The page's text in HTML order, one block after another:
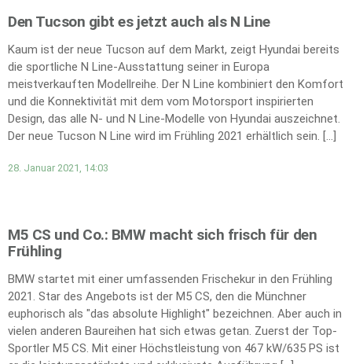
Den Tucson gibt es jetzt auch als N Line
Kaum ist der neue Tucson auf dem Markt, zeigt Hyundai bereits
die sportliche N Line-Ausstattung seiner in Europa
meistverkauften Modellreihe. Der N Line kombiniert den Komfort
und die Konnektivität mit dem vom Motorsport inspirierten
Design, das alle N- und N Line-Modelle von Hyundai auszeichnet.
Der neue Tucson N Line wird im Frühling 2021 erhältlich sein. […]
28. Januar 2021, 14:03
M5 CS und Co.: BMW macht sich frisch für den
Frühling
BMW startet mit einer umfassenden Frischekur in den Frühling
2021. Star des Angebots ist der M5 CS, den die Münchner
euphorisch als "das absolute Highlight" bezeichnen. Aber auch in
vielen anderen Baureihen hat sich etwas getan. Zuerst der Top-
Sportler M5 CS. Mit einer Höchstleistung von 467 kW/635 PS ist